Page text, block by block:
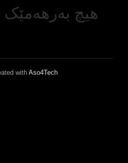
هیچ بەرهەمێک
with Aso4Tech